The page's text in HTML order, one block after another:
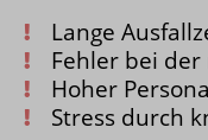
Lange
Fehler bei
Hoher
Stress durch